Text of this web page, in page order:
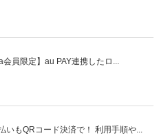
会員限定】au PAY連携したロ...
いもQRコード決済で！ 利用手順や...